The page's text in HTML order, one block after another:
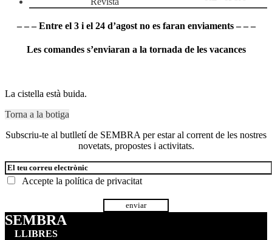
– – – Entre el 3 i el 24 d’agost no es faran enviaments – – –
Les comandes s’enviaran a la tornada de les vacances
La cistella està buida.
Torna a la botiga
Subscriu-te al butlletí de SEMBRA per estar al corrent de les nostres
novetats, propostes i activitats.
Accepte la política de privacitat
SEMBRA
LLIBRES